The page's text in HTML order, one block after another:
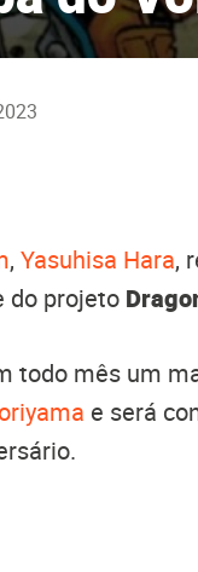
, Yasuhisa Hara,
do projeto
todo mês um
e será